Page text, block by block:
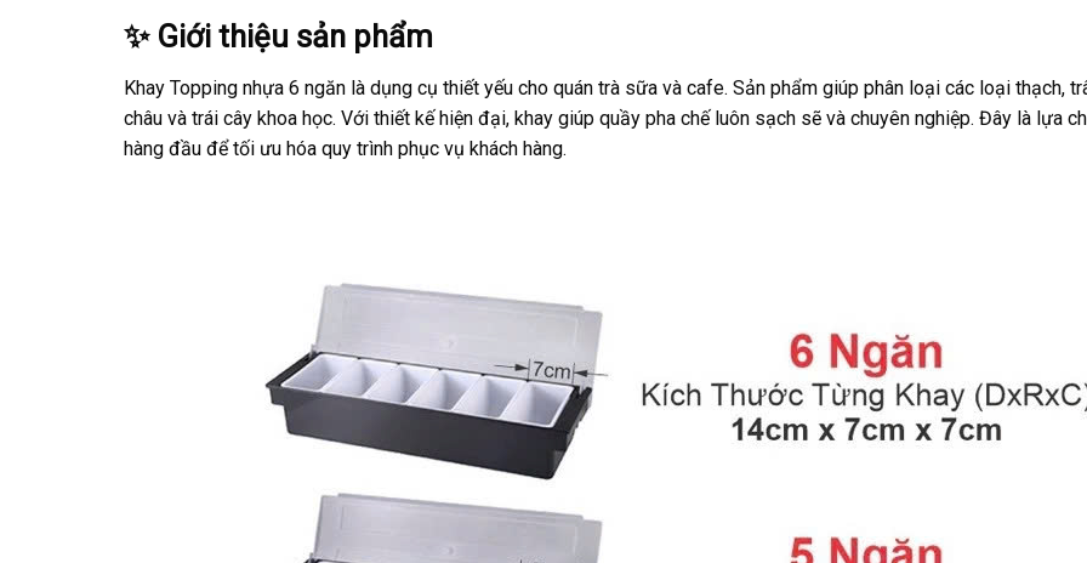
✨ Giới thiệu sản phẩm
Khay Topping nhựa 6 ngăn là dụng cụ thiết yếu cho quán trà sữa và cafe. Sản phẩm giúp phân loại các loại thạch,
châu và trái cây khoa học. Với thiết kế hiện đại, khay giúp quầy pha chế luôn sạch sẽ và chuyên nghiệp. Đây là lựa
hàng đầu để tối ưu hóa quy trình phục vụ khách hàng.